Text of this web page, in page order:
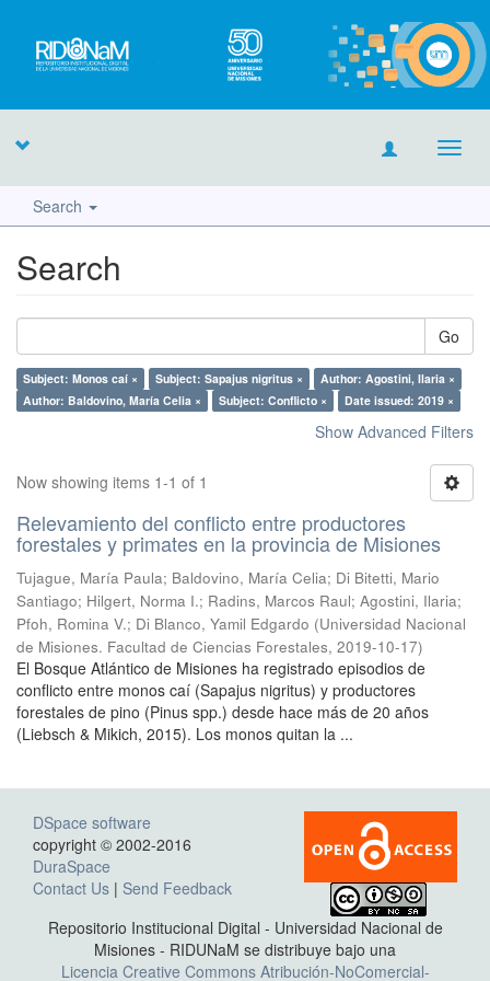
Search
Search
Go
Subject: Monos caí × Subject: Sapajus nigritus ×
Author: Agostini, Ilaria ×
Author: Baldovino, María Celia ×
Subject: Conflicto × Date issued: 2019 ×
Show Advanced Filters
Now showing items 1-1 of 1
Relevamiento del conflicto entre productores
forestales y primates en la provincia de Misiones
Tujague, María Paula; Baldovino, María Celia; Di Bitetti, Mario
Santiago; Hilgert, Norma I.; Radins, Marcos Raul; Agostini, Ilaria;
Pfoh, Romina V.; Di Blanco, Yamil Edgardo (Universidad Nacional
de Misiones. Facultad de Ciencias Forestales, 2019-10-17)
El Bosque Atlántico de Misiones ha registrado episodios de
conflicto entre monos caí (Sapajus nigritus) y productores
forestales de pino (Pinus spp.) desde hace más de 20 años
(Liebsch & Mikich, 2015). Los monos quitan la ...
DSpace software
copyright © 2002-2016
DuraSpace
Contact Us | Send Feedback
Repositorio Institucional Digital - Universidad Nacional de
Misiones - RIDUNaM se distribuye bajo una
Licencia Creative Commons Atribución-NoComercial-